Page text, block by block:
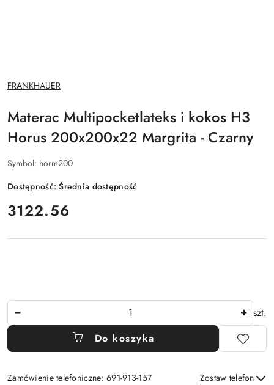
NAZWA
PRODUCENTA:
FRANKHAUER
Materac Multipocketlateks i kokos H3
Horus 200x200x22 Margrita - Czarny
Symbol: horm200
Dostępność:Średnia dostępność
cena:
3122.56
szt.
Do koszyka
Zamówienie telefoniczne: 691-913-157 Zostaw telefon